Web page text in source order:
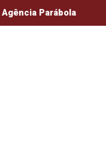
Agência Parábola